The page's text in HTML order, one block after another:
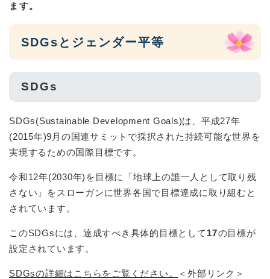
ます。
SDGsとジェンダー平等
SDGs
SDGs(Sustainable Development Goals)は、平成27年
(2015年)9月の国連サミットで採択された持続可能な世界を
実現するための国際目標です。
令和12年(2030年)を目標に「地球上の誰一人として取り残
さない」をスローガンに世界各国で目標達成に取り組むと
されています。
このSDGsには、達成すべき具体的目標として 17の目標が
設定されています。
SDGsの詳細はこちらをご覧ください。 ＜外部リンク＞